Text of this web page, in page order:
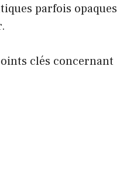
parfois opaques
clés concernant